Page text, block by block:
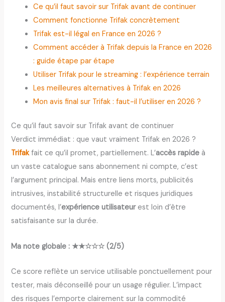
Ce qu’il faut savoir sur Trifak avant de continuer
Comment fonctionne Trifak concrètement
Trifak est-il légal en France en 2026 ?
Comment accéder à Trifak depuis la France en 2026
: guide étape par étape
Utiliser Trifak pour le streaming : l’expérience terrain
Les meilleures alternatives à Trifak en 2026
Mon avis final sur Trifak : faut-il l’utiliser en 2026 ?
Ce qu’il faut savoir sur Trifak avant de continuer
Verdict immédiat : que vaut vraiment Trifak en 2026 ?
Trifakfait ce qu’il promet, partiellement. L’accès rapide à
un vaste catalogue sans abonnement ni compte, c’est
l’argument principal. Mais entre liens morts, publicités
intrusives, instabilité structurelle et risques juridiques
documentés, l’expérience utilisateurest loin d’être
satisfaisante sur la durée.
Ma note globale : ★★☆☆☆ (2/5)
Ce score reflète un service utilisable ponctuellement pour
tester, mais déconseillé pour un usage régulier. L’impact
des risques l’emporte clairement sur la commodité